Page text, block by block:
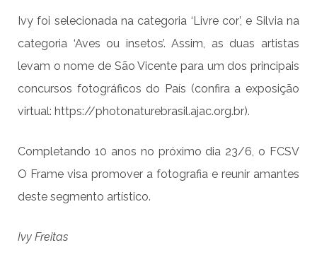
Ivy foi selecionada na categoria ‘Livre cor’, e Silvia na
categoria ‘Aves ou insetos’. Assim, as duas artistas
levam o nome de São Vicente para um dos principais
concursos fotográficos do País (confira a exposição
virtual: https://photonaturebrasil.ajac.org.br).
Completando 10 anos no próximo dia 23/6, o FCSV
O Frame visa promover a fotografia e reunir amantes
deste segmento artístico.
Ivy Freitas